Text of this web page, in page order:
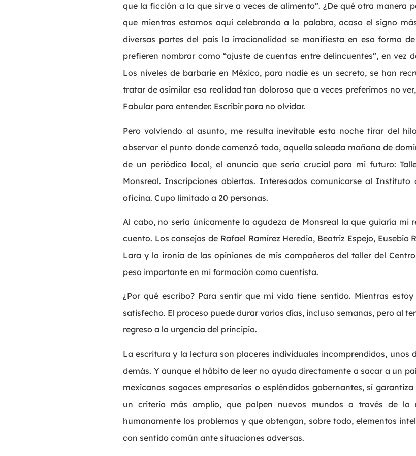
que la ficción a la que sirve a veces de alimento”. ¿De qué otra manera
que mientras estamos aquí celebrando a la palabra, acaso el signo
diversas partes del país la irracionalidad se manifiesta en esa forma
prefieren nombrar como “ajuste de cuentas entre delincuentes”, en vez
Los niveles de barbarie en México, para nadie es un secreto, se han
tratar de asimilar esa realidad tan dolorosa que a veces preferimos no
Fabular para entender. Escribir para no olvidar.
Pero volviendo al asunto, me resulta inevitable esta noche tirar del
observar el punto donde comenzó todo, aquella soleada mañana de
de un periódico local, el anuncio que sería crucial para mi futuro:
Monsreal. Inscripciones abiertas. Interesados comunicarse al
oficina. Cupo limitado a 20 personas.
Al cabo, no sería únicamente la agudeza de Monsreal la que guiaría mi
cuento. Los consejos de Rafael Ramírez Heredia, Beatriz Espejo, Eusebio
Lara y la ironía de las opiniones de mis compañeros del taller del
peso importante en mi formación como cuentista.
¿Por qué escribo? Para sentir que mi vida tiene sentido. Mientras
satisfecho. El proceso puede durar varios días, incluso semanas, pero al
regreso a la urgencia del principio.
La escritura y la lectura son placeres individuales incomprendidos, unos
demás. Y aunque el hábito de leer no ayuda directamente a sacar a un
mexicanos sagaces empresarios o espléndidos gobernantes, sí
un criterio más amplio, que palpen nuevos mundos a través de la
humanamente los problemas y que obtengan, sobre todo, elementos
con sentido común ante situaciones adversas.